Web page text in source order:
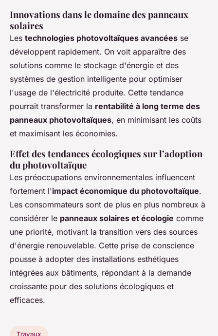
Innovations dans le domaine des panneaux
solaires
Les technologies photovoltaïques avancées se
développent rapidement. On voit apparaître des
solutions comme le stockage d'énergie et des
systèmes de gestion intelligente pour optimiser
l'usage de l'électricité produite. Cette tendance
pourrait transformer la rentabilité à long terme des
panneaux photovoltaïques, en minimisant les coûts
et maximisant les économies.
Effet des tendances écologiques sur l’adoption
du photovoltaïque
Les préoccupations environnementales influencent
fortement l'impact économique du photovoltaïque.
Les consommateurs sont de plus en plus nombreux à
considérer le panneaux solaires et écologie comme
une priorité, motivant la transition vers des sources
d'énergie renouvelable. Cette prise de conscience
pousse à adopter des installations esthétiques
intégrées aux bâtiments, répondant à la demande
croissante pour des solutions écologiques et
efficaces.
Travaux